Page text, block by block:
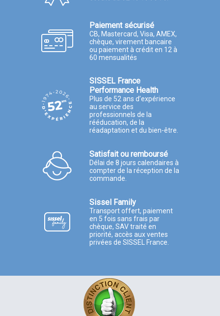
Paiement sécurisé
CB, Mastercard, Visa, AMEX,
chèque, virement bancaire
ou paiement à crédit en 12 à
60 mensualités
SISSEL France
Performance Health
Plus de 52 ans d’expérience
au service des
professionnels de la
rééducation, de la
réadaptation et du bien-être.
Satisfait ou remboursé
Délai de 8 jours calendaires à
compter de la réception de la
commande.
Sissel Family
Transport offert, paiement
en 5 fois sans frais par
chèque, SAV traité en
priorité, accès aux ventes
privées de SISSEL France.